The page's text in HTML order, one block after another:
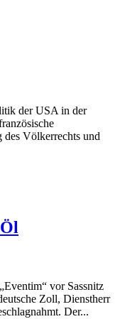
der USA in der
des Völkerrechts und
vor Sassnitz
Zoll, Dienstherr
Der...